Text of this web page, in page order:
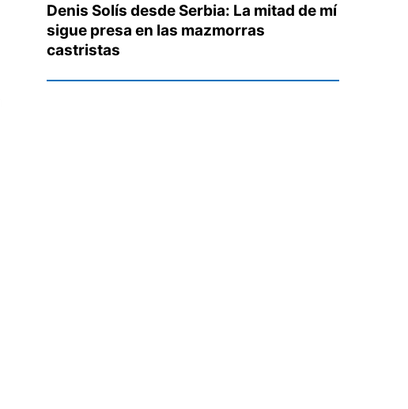
Denis Solís desde Serbia: La mitad de mí
sigue presa en las mazmorras
castristas